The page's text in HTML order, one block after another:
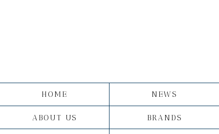
HOME NEWS
ABOUT US BRANDS